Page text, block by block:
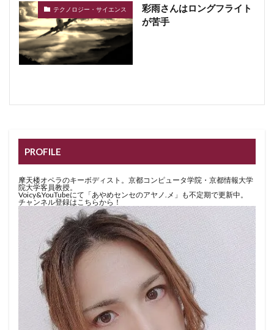
テクノロジー・サイエンス
彩雨さんはロングフライト
が苦手
PROFILE
摩天楼オペラのキーボディスト。京都コンピュータ学院・京都情報大学
院大学客員教授。
Voicy&YouTubeにて「あやめセンセのアヤノ.メ」も不定期で更新中。
チャンネル登録はこちらから！